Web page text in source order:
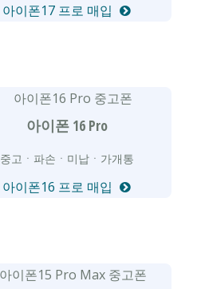
아이폰17 프로 매입
아이폰 16 Pro
중고ㆍ파손ㆍ미납ㆍ가개통
아이폰16 프로 매입